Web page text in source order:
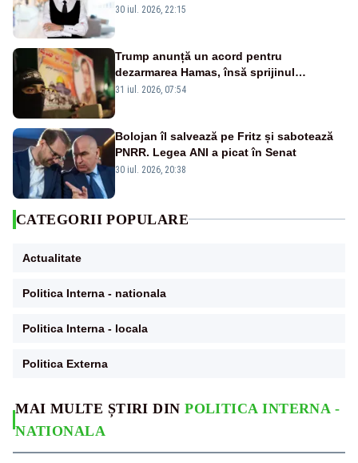
MAI MULTE ȘTIRI DINPOLITICA INTERNA -
NATIONALA
Bolojan”
30 iul. 2026, 22:15
Trump anunță un acord pentru
dezarmarea Hamas, însă sprijinul
Israelului rămâne incert
31 iul. 2026, 07:54
Bolojan îl salvează pe Fritz și sabotează
PNRR. Legea ANI a picat în Senat
30 iul. 2026, 20:38
CATEGORII POPULARE
Actualitate
Politica Interna - nationala
Politica Interna - locala
Politica Externa